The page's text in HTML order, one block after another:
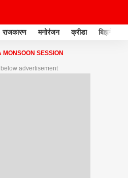
राजकारण मनोरंजन क्रीडा बिझनेस
SESSION
advertisement